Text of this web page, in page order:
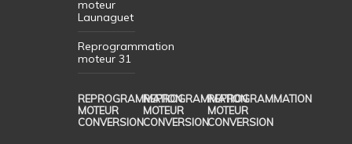
moteur
Launaguet
Reprogrammation
moteur 31
REPROGRAMMATION
MOTEUR
CONVERSION
REPROGRAMMATION
MOTEUR
CONVERSION
REPROGRAMMATION
MOTEUR
CONVERSION